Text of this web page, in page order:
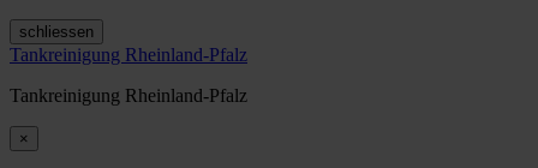
schliessen
Tankreinigung Rheinland-Pfalz
Tankreinigung Rheinland-Pfalz
×